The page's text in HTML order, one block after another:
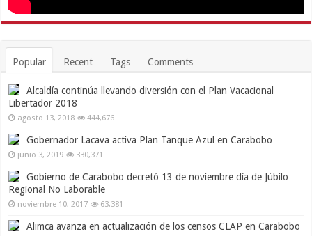
Popular Recent Tags Comments
Alcaldía continúa llevando diversión con el Plan Vacacional
Libertador 2018
agosto 13, 2018 444,676
Gobernador Lacava activa Plan Tanque Azul en Carabobo
junio 3, 2019 330,371
Gobierno de Carabobo decretó 13 de noviembre día de Júbilo
Regional No Laborable
noviembre 10, 2017 63,381
Alimca avanza en actualización de los censos CLAP en Carabobo